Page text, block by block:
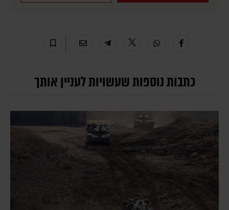
כתבות נוספות שעשויות לעניין אותך